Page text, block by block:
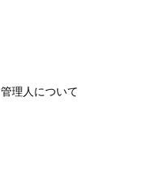
管理人について